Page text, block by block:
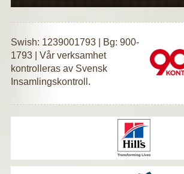
Swish: 1239001793 | Bg: 900-
1793 | Vår verksamhet
kontrolleras av Svensk
Insamlingskontroll.